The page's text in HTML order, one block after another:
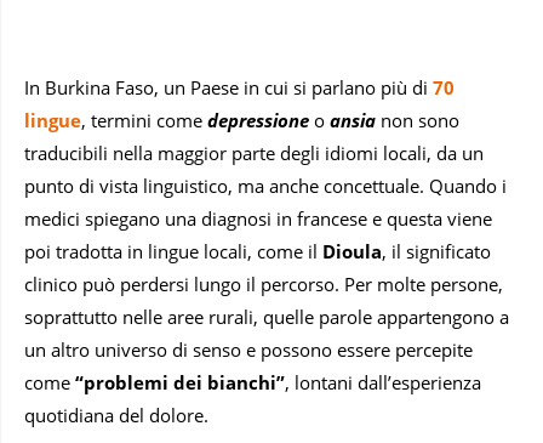
In Burkina Faso, un Paese in cui si parlano più di 70
lingue, termini come depressione o ansia non sono
traducibili nella maggior parte degli idiomi locali, da un
punto di vista linguistico, ma anche concettuale. Quando i
medici spiegano una diagnosi in francese e questa viene
poi tradotta in lingue locali, come il Dioula, il significato
clinico può perdersi lungo il percorso. Per molte persone,
soprattutto nelle aree rurali, quelle parole appartengono a
un altro universo di senso e possono essere percepite
come “problemi dei bianchi”, lontani dall’esperienza
quotidiana del dolore.